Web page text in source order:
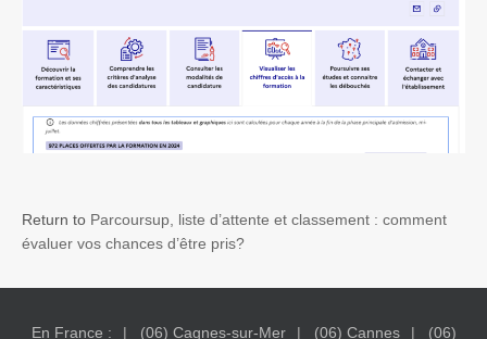
Return to Parcoursup, liste d’attente et classement : comment
évaluer vos chances d’être pris?
En France : (06) Cagnes-sur-Mer (06) Cannes (06)